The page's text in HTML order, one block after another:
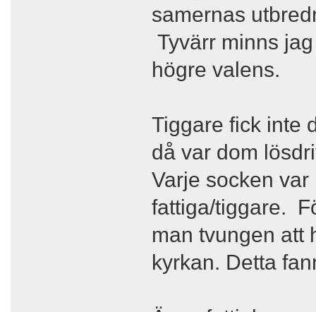
samernas
Tyvärr minns
högre valens.
Tiggare fick inte
då var dom
Varje socken
fattiga/tiggare.
man tvungen att
kyrkan. Detta